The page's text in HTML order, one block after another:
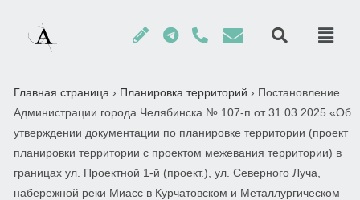
Главная страница › Планировка территорий › Постановление
Администрации города Челябинска № 107-п от 31.03.2025 «Об
утверждении документации по планировке территории (проект
планировки территории с проектом межевания территории) в
границах ул. Проектной 1-й (проект.), ул. Северного Луча,
набережной реки Миасс в Курчатовском и Металлургическом